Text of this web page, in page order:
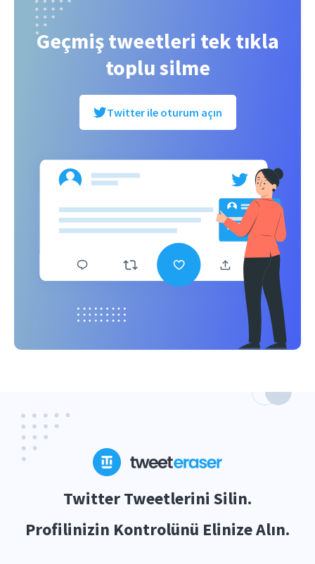
Geçmiş tweetleri tek tıkla
toplu silme
Twitter ile oturum açın
Twitter Tweetlerini Silin.
Profilinizin Kontrolünü Elinize Alın.